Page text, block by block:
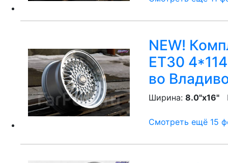
NEW!
ET30
во
Ширина: 8.0"x16"
Смотреть ещё 15